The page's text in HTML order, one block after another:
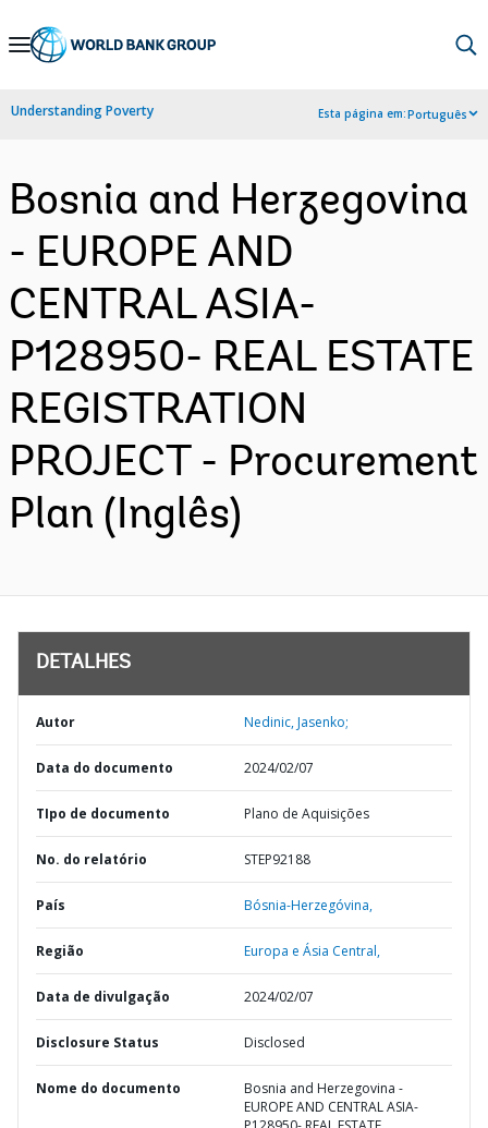
Skip
Navigation
Understanding Poverty Esta página em:Português
Bosnia and Herzegovina
- EUROPE AND
CENTRAL ASIA-
P128950- REAL ESTATE
REGISTRATION
PROJECT - Procurement
Plan (Inglês)
DETALHES
Autor Nedinic, Jasenko;
Data do documento 2024/02/07
TIpo de documento Plano de Aquisições
No. do relatório STEP92188
País Bósnia-Herzegóvina,
Região Europa e Ásia Central,
Data de divulgação 2024/02/07
Disclosure Status Disclosed
Nome do documento
Bosnia and Herzegovina -
EUROPE AND CENTRAL ASIA-